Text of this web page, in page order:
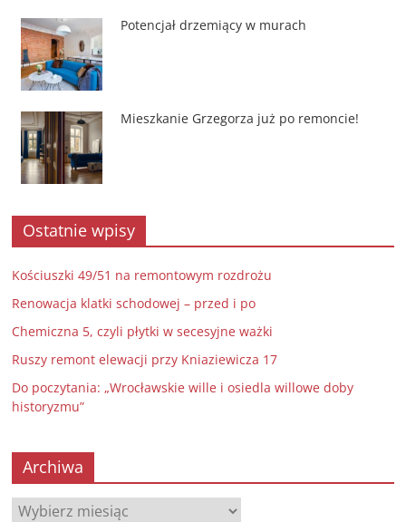
Potencjał drzemiący w murach
Mieszkanie Grzegorza już po remoncie!
Ostatnie wpisy
Kościuszki 49/51 na remontowym rozdrożu
Renowacja klatki schodowej – przed i po
Chemiczna 5, czyli płytki w secesyjne ważki
Ruszy remont elewacji przy Kniaziewicza 17
Do poczytania: „Wrocławskie wille i osiedla willowe doby
historyzmu”
Archiwa
Archiwa